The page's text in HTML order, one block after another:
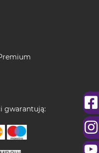
gwarantują: